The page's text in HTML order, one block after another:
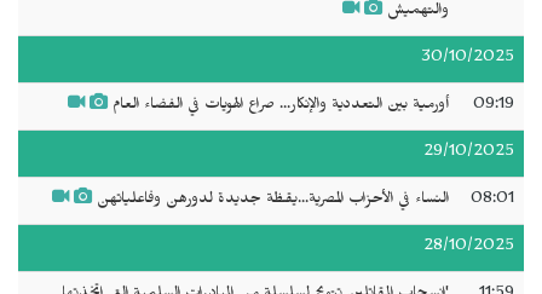
والتهميش
30/10/2025
09:19 أورمية بين التعددية والإنكار... صراع الهويات في الفضاء العام
29/10/2025
08:01 النساء في الأحزاب المصرية...يقظة جديدة لدورهن وفاعلياتهن
28/10/2025